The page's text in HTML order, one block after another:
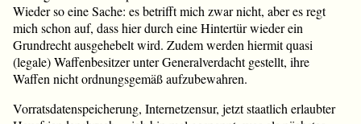
Wieder so eine Sache: es betrifft mich zwar nicht, aber es regt
mich schon auf, dass hier durch eine Hintertür wieder ein
Grundrecht ausgehebelt wird. Zudem werden hiermit quasi
(legale) Waffenbesitzer unter Generalverdacht gestellt, ihre
Waffen nicht ordnungsgemäß aufzubewahren.
Vorratsdatenspeicherung, Internetzensur, jetzt staatlich erlaubter